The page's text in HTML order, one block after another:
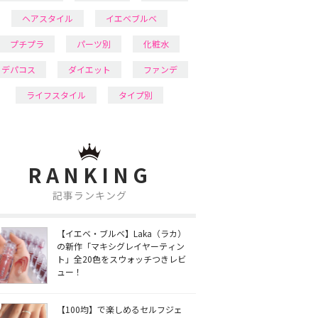
ヘアスタイル イエベブルベ
プチプラ パーツ別 化粧水
デパコス ダイエット ファンデ
ライフスタイル タイプ別
RANKING
記事ランキング
【イエベ・ブルベ】Laka（ラカ）
の新作「マキシグレイヤーティン
ト」全20色をスウォッチつきレビ
ュー！
【100均】で楽しめるセルフジェ